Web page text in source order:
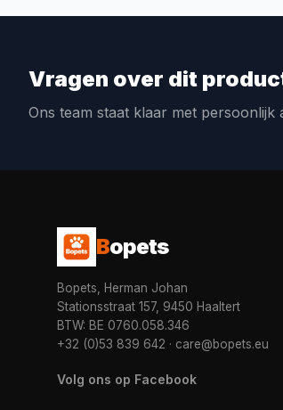
Vragen over dit
Ons team staat klaar met persoonlijk
Bopets
Bopets, Herman Johan
Stationsstraat 157, 9450 Haaltert
BTW: BE 0760.058.346
+32 (0)53 839 642 · care@bopets.eu
Volg ons op Facebook